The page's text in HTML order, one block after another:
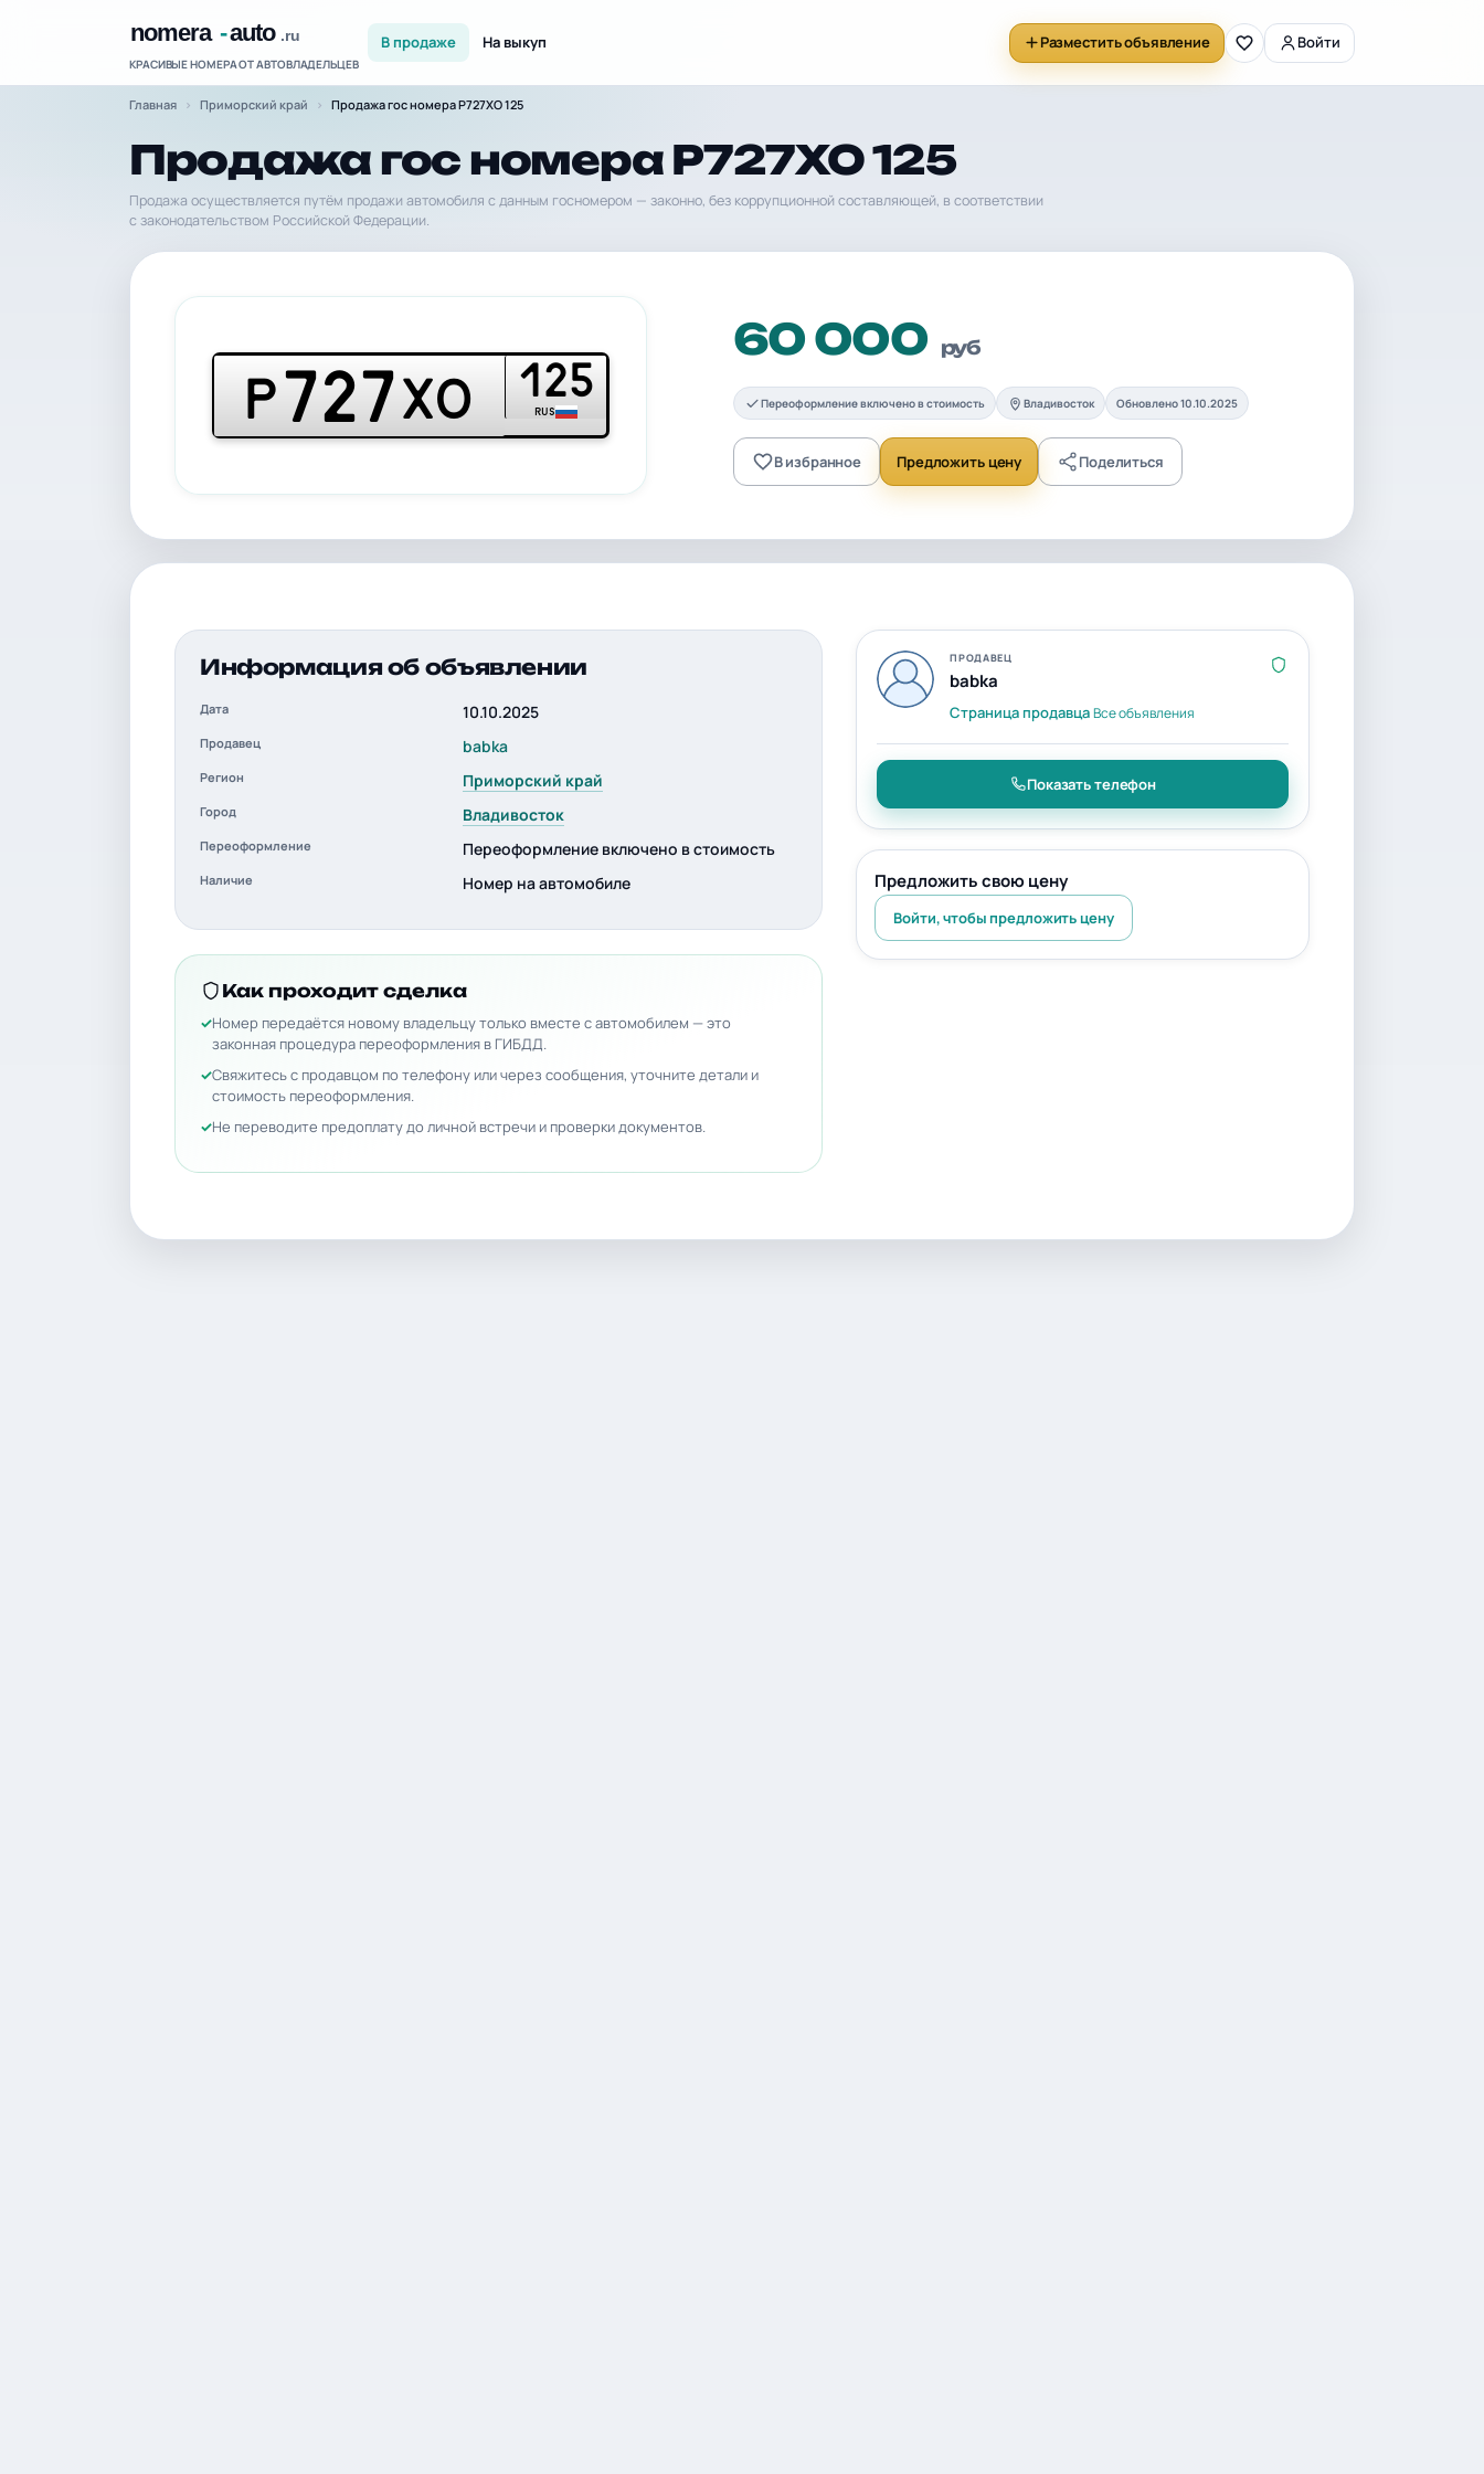
КРАСИВЫЕ НОМЕРА ОТ АВТОВЛАДЕЛЬЦЕВ
В продаже На выкуп Разместить объявление Войти
Главная Приморский край Продажа гос номера Р727ХО 125
Продажа гос номера Р727ХО 125
Продажа осуществляется путём продажи автомобиля с данным госномером — законно, без коррупционной составляющей, в соответствии
с законодательством Российской Федерации.
Р727ХО 125
RUS
60 000 руб
Переоформление включено в стоимость Владивосток Обновлено 10.10.2025
В избранное Предложить цену Поделиться
Информация об объявлении
Дата 10.10.2025
Продавец babka
Регион Приморский край
Город Владивосток
Переоформление Переоформление включено в стоимость
Наличие Номер на автомобиле
Как проходит сделка
Номер передаётся новому владельцу только вместе с автомобилем — это
законная процедура переоформления в ГИБДД.
Свяжитесь с продавцом по телефону или через сообщения, уточните детали и
стоимость переоформления.
Не переводите предоплату до личной встречи и проверки документов.
ПРОДАВЕЦ
babka
Страница продавцаВсе объявления
Показать телефон
Предложить свою цену
Войти, чтобы предложить цену